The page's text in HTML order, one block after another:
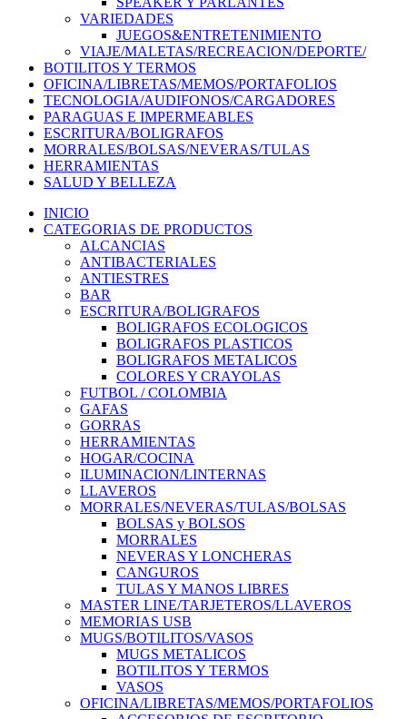
VARIEDADES
JUEGOS&ENTRETENIMIENTO
VIAJE/MALETAS/RECREACION/DEPORTE/
BOTILITOS Y TERMOS
OFICINA/LIBRETAS/MEMOS/PORTAFOLIOS
TECNOLOGIA/AUDIFONOS/CARGADORES
PARAGUAS E IMPERMEABLES
ESCRITURA/BOLIGRAFOS
MORRALES/BOLSAS/NEVERAS/TULAS
HERRAMIENTAS
SALUD Y BELLEZA
INICIO
CATEGORIAS DE PRODUCTOS
ALCANCIAS
ANTIBACTERIALES
ANTIESTRES
BAR
ESCRITURA/BOLIGRAFOS
BOLIGRAFOS ECOLOGICOS
BOLIGRAFOS PLASTICOS
BOLIGRAFOS METALICOS
COLORES Y CRAYOLAS
FUTBOL / COLOMBIA
GAFAS
GORRAS
HERRAMIENTAS
HOGAR/COCINA
ILUMINACION/LINTERNAS
LLAVEROS
MORRALES/NEVERAS/TULAS/BOLSAS
BOLSAS y BOLSOS
MORRALES
NEVERAS Y LONCHERAS
CANGUROS
TULAS Y MANOS LIBRES
MASTER LINE/TARJETEROS/LLAVEROS
MEMORIAS USB
MUGS/BOTILITOS/VASOS
MUGS METALICOS
BOTILITOS Y TERMOS
VASOS
OFICINA/LIBRETAS/MEMOS/PORTAFOLIOS